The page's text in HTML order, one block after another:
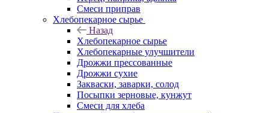
Смеси приправ
Хлебопекарное сырье
Назад
Хлебопекарное сырье
Хлебопекарные улучшители
Дрожжи прессованные
Дрожжи сухие
Закваски, заварки, солод
Посыпки зерновые, кунжут
Смеси для хлеба